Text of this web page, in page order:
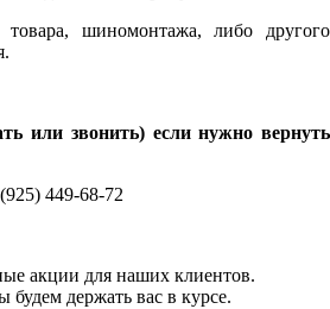
шиномонтажа, либо другого
или звонить) если нужно вернуть
449-68-72
акции для наших клиентов.
держать вас в курсе.